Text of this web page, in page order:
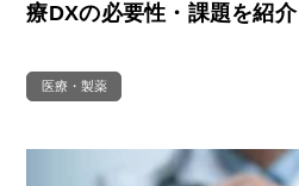
療DXの必要性・課題を紹介
医療・製薬